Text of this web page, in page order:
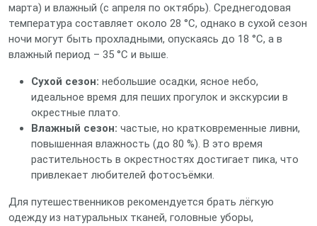
марта) и влажный (с апреля по октябрь). Среднегодовая
температура составляет около 28 °C, однако в сухой сезон
ночи могут быть прохладными, опускаясь до 18 °C, а в
влажный период – 35 °C и выше.
Сухой сезон: небольшие осадки, ясное небо,
идеальное время для пеших прогулок и экскурсии в
окрестные плато.
Влажный сезон: частые, но кратковременные ливни,
повышенная влажность (до 80 %). В это время
растительность в окрестностях достигает пика, что
привлекает любителей фотосъёмки.
Для путешественников рекомендуется брать лёгкую
одежду из натуральных тканей, головные уборы,